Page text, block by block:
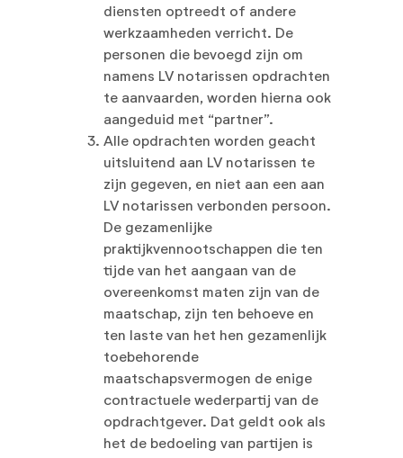
diensten optreedt of andere
werkzaamheden verricht. De
personen die bevoegd zijn om
namens LV notarissen opdrachten
te aanvaarden, worden hierna ook
aangeduid met “partner”.
Alle opdrachten worden geacht
uitsluitend aan LV notarissen te
zijn gegeven, en niet aan een aan
LV notarissen verbonden persoon.
De gezamenlijke
praktijkvennootschappen die ten
tijde van het aangaan van de
overeenkomst maten zijn van de
maatschap, zijn ten behoeve en
ten laste van het hen gezamenlijk
toebehorende
maatschapsvermogen de enige
contractuele wederpartij van de
opdrachtgever. Dat geldt ook als
het de bedoeling van partijen is